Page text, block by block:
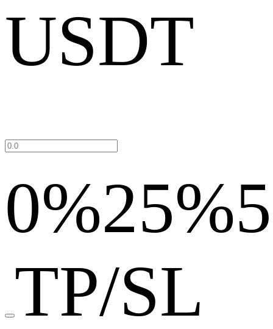
USDT
0%25%
TP/SL